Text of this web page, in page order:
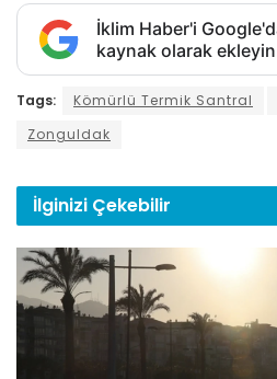
İklim Haber'i
kaynak olarak ekleyin
Tags: Kömürlü Termik Santral
Zonguldak
İlginizi Çekebilir